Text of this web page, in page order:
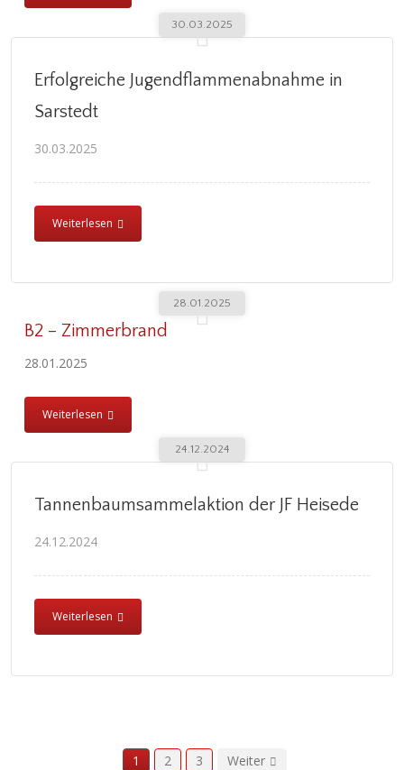
30.03.2025
Erfolgreiche Jugendflammenabnahme in
Sarstedt
30.03.2025
Weiterlesen
28.01.2025
B2 – Zimmerbrand
28.01.2025
Weiterlesen
24.12.2024
Tannenbaumsammelaktion der JF Heisede
24.12.2024
Weiterlesen
1 2 3 Weiter